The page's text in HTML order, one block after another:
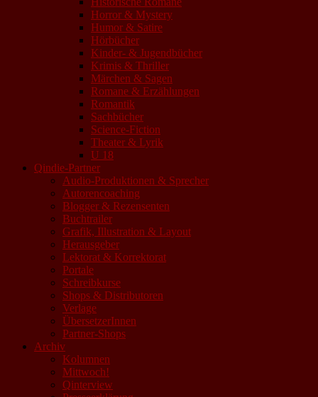
Horror & Mystery
Humor & Satire
Hörbücher
Kinder- & Jugendbücher
Krimis & Thriller
Märchen & Sagen
Romane & Erzählungen
Romantik
Sachbücher
Science-Fiction
Theater & Lyrik
U 18
Qindie-Partner
Audio-Produktionen & Sprecher
Autorencoaching
Blogger & Rezensenten
Buchtrailer
Grafik, Illustration & Layout
Herausgeber
Lektorat & Korrektorat
Portale
Schreibkurse
Shops & Distributoren
Verlage
ÜbersetzerInnen
Partner-Shops
Archiv
Kolumnen
Mittwoch!
Qinterview